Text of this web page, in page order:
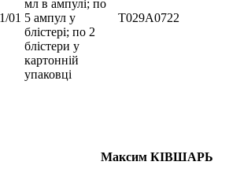
01
мл в ампулі; по
5 ампул у
блістері; по 2
блістери у
картонній
упаковці
Т029А0722
Максим КІВШАРЬ